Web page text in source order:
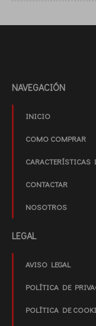
NAVEGACIÓN
INICIO
COMO COMPRAR
CARACTERÍSTICAS
CONTACTAR
NOSOTROS
LEGAL
AVISO LEGAL
POLÍTICA DE
POLÍTICA DE